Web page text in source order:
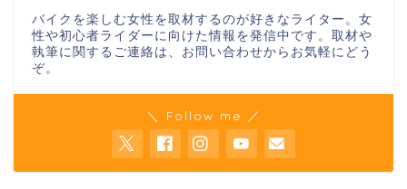
バイクを楽しむ女性を取材するのが好きなライター。女
性や初心者ライダーに向けた情報を発信中です。取材や
執筆に関するご連絡は、お問い合わせからお気軽にどう
ぞ。
＼ Follow me ／